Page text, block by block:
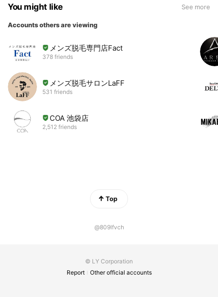
You might like See more
Accounts others are viewing
メンズ脱毛専門店Fact
378 friends
メンズ脱毛サロンLaFF
531 friends
COA 池袋店
2,512 friends
Top
@809lfvch
© LY Corporation
Report
Other official accounts